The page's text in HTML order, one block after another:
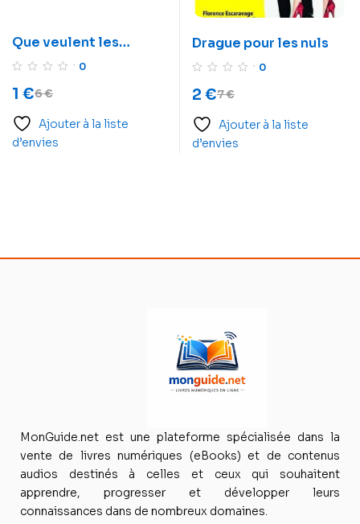
Que veulent les
femmes? 0
6€
1 €
Ajouter à la liste
d’envies
Drague pour les nuls
0
7€
2 €
Ajouter à la liste
d’envies
MonGuide.net est une plateforme spécialisée dans la
vente de livres numériques (eBooks) et de contenus
audios destinés à celles et ceux qui souhaitent
apprendre, progresser et développer leurs
connaissances dans de nombreux domaines.